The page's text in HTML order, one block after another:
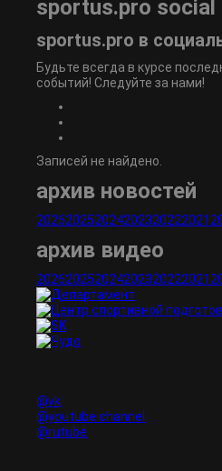
sportus.pro social
sportus.pro в
Будьте всегда в курсе
событий! Следуйте за нами!
Записей не найдено.
архив новостей
202620252024202320222021
архив видео
202620252024202320222021
@vk
@youtube channel
@rutube